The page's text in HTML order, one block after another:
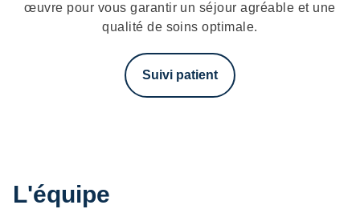
œuvre pour vous garantir un séjour agréable et une
qualité de soins optimale.
Suivi patient
L'équipe